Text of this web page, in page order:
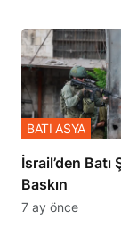
​​​​​​​İsrail’den Batı
Baskın
BATI ASYA
7 ay önce